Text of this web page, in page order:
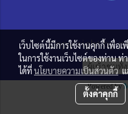
Copy right by
ผู้เข้าชมทั้
Powered by
เว็บไซต์นี้มีการใช้งานคุกกี้ เพื่
ในการใช้งานเว็บไซต์ของท่าน
ได้ที่นโยบายความเป็นส่วนตัวแ
ตั้งค่าคุกกี้